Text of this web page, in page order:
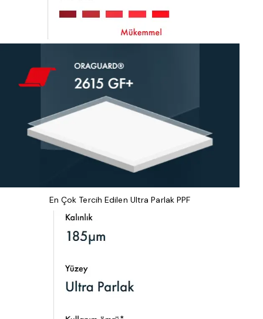
En Çok Tercih Edilen Ultra Parlak PPF